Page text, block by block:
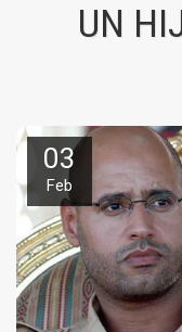
UN
03
Feb